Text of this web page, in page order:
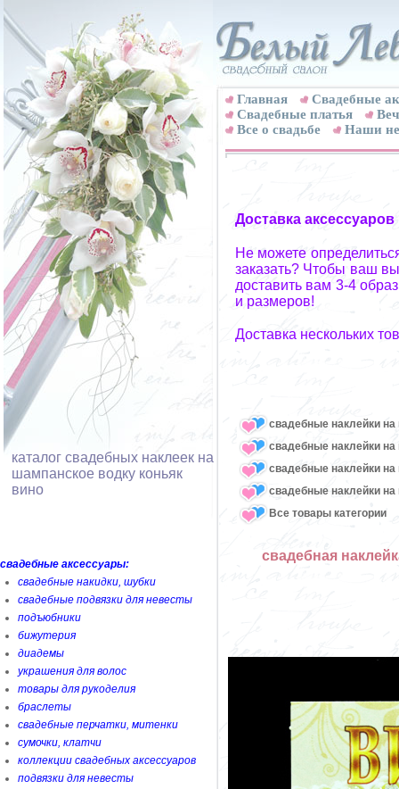
каталог свадебных наклеек на
шампанское водку коньяк
вино
свадебные аксессуары:
свадебные накидки, шубки
свадебные подвязки для невесты
подъюбники
бижутерия
диадемы
украшения для волос
товары для рукоделия
браслеты
свадебные перчатки, митенки
сумочки, клатчи
коллекции свадебных аксессуаров
подвязки для невесты
Главная
Свадебные
Cвадебные платья
Все о свадьбе
Наши
Доставка
Не можете
заказать? Чтобы ваш
доставить вам 3-4
и размеров!
Доставка нескольких
свадебные наклейки
свадебные наклейки на
свадебные наклейки на
свадебные наклейки на
Все товары категории
свадебная